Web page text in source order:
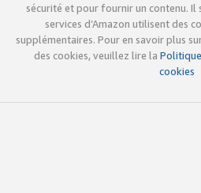
sécurité et pour fournir un contenu. Il
services d’Amazon utilisent des
supplémentaires. Pour en savoir plus
des cookies, veuillez lire la
cookies